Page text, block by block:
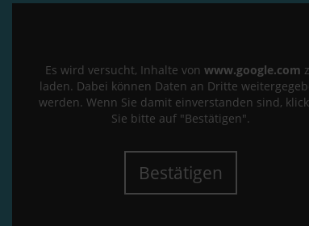
Es wird versucht, Inhalte von www.google.com
laden. Dabei können Daten an Dritte
werden. Wenn Sie damit einverstanden sind,
Sie bitte auf "Bestätigen".
Bestätigen